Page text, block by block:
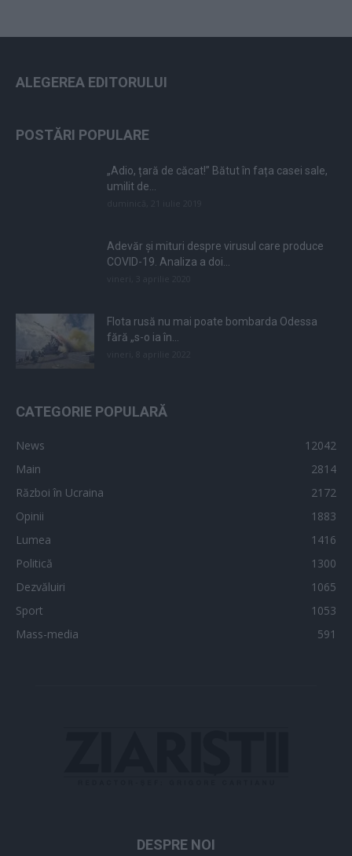
ALEGEREA EDITORULUI
POSTĂRI POPULARE
„Adio, țară de căcat!” Bătut în fața casei sale,
umilit de...
Adevăr și mituri despre virusul care produce
COVID-19. Analiza a doi...
Flota rusă nu mai poate bombarda Odessa
fără „s-o ia în...
CATEGORIE POPULARĂ
News
12042
Main
2814
Război în Ucraina
2172
Opinii
1883
Lumea
1416
Politică
1300
Dezvăluiri
1065
Sport
1053
Mass-media
591
DESPRE NOI